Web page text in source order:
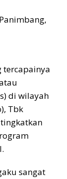
tercapainya
di wilayah
Tbk
sangat